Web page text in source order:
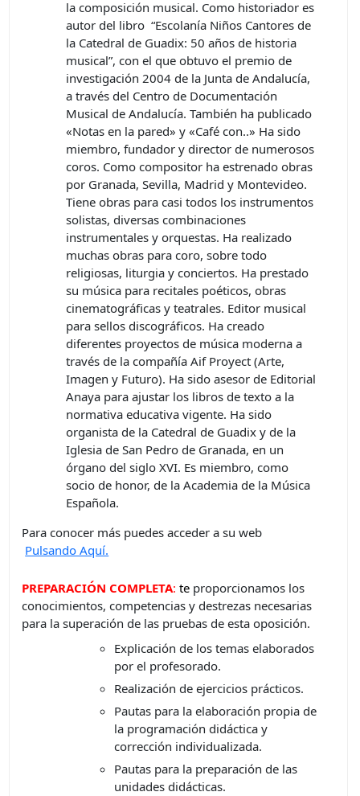
la composición musical. Como historiador es
autor del libro “Escolanía Niños Cantores de
la Catedral de Guadix: 50 años de historia
musical”, con el que obtuvo el premio de
investigación 2004 de la Junta de Andalucía,
a través del Centro de Documentación
Musical de Andalucía. También ha publicado
«Notas en la pared» y «Café con..» Ha sido
miembro, fundador y director de numerosos
coros. Como compositor ha estrenado obras
por Granada, Sevilla, Madrid y Montevideo.
Tiene obras para casi todos los instrumentos
solistas, diversas combinaciones
instrumentales y orquestas. Ha realizado
muchas obras para coro, sobre todo
religiosas, liturgia y conciertos. Ha prestado
su música para recitales poéticos, obras
cinematográficas y teatrales. Editor musical
para sellos discográficos. Ha creado
diferentes proyectos de música moderna a
través de la compañía Aif Proyect (Arte,
Imagen y Futuro). Ha sido asesor de Editorial
Anaya para ajustar los libros de texto a la
normativa educativa vigente. Ha sido
organista de la Catedral de Guadix y de la
Iglesia de San Pedro de Granada, en un
órgano del siglo XVI. Es miembro, como
socio de honor, de la Academia de la Música
Española.
Para conocer más puedes acceder a su web
Pulsando Aquí.
PREPARACIÓN COMPLETA:te proporcionamos los
conocimientos, competencias y destrezas necesarias
para la superación de las pruebas de esta oposición.
Explicación de los temas elaborados
por el profesorado.
Realización de ejercicios prácticos.
Pautas para la elaboración propia de
la programación didáctica y
corrección individualizada.
Pautas para la preparación de las
unidades didácticas.